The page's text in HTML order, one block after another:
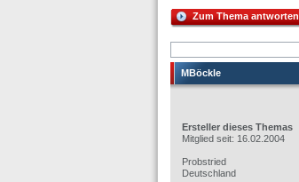
Zum Thema antworten
MBöckle
Ersteller dieses Themas
Mitglied seit: 16.02.2004
Probstried
Deutschland